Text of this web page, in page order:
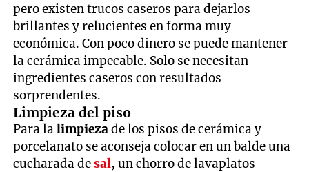
pero existen trucos caseros para dejarlos
brillantes y relucientes en forma muy
económica. Con poco dinero se puede mantener
la cerámica impecable. Solo se necesitan
ingredientes caseros con resultados
sorprendentes.
Limpieza del piso
Para lalimpiezade los pisos de cerámica y
porcelanato se aconseja colocar en un balde una
cucharada desal, un chorro de lavaplatos